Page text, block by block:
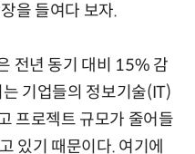
을 들여다 보자.
전년 동기 대비 15% 감
기업들의 정보기술(IT)
프로젝트 규모가 줄어들
있기 때문이다. 여기에